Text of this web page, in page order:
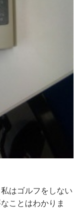
はゴルフをしない
ことはわかりま